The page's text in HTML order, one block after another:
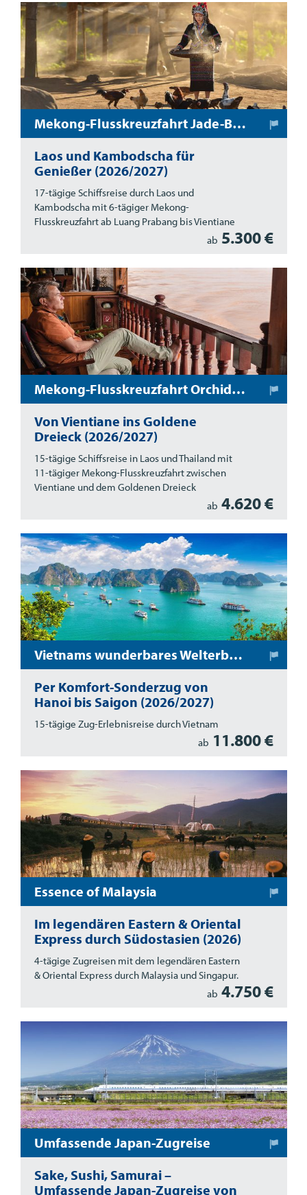
Mekong-Flusskreuzfahrt Jade-Buddha
Laos und Kambodscha für
Genießer (2026/2027)
17-tägige Schiffsreise durch Laos und
Kambodscha mit 6-tägiger Mekong-
Flusskreuzfahrt ab Luang Prabang bis Vientiane
ab 5.300 €
Mekong-Flusskreuzfahrt Orchidee
Von Vientiane ins Goldene
Dreieck (2026/2027)
15-tägige Schiffsreise in Laos und Thailand mit
11-tägiger Mekong-Flusskreuzfahrt zwischen
Vientiane und dem Goldenen Dreieck
ab 4.620 €
Vietnams wunderbares Welterbe: Bahnreise mit dem SJourney-Sonderzug
Per Komfort-Sonderzug von
Hanoi bis Saigon (2026/2027)
15-tägige Zug-Erlebnisreise durch Vietnam
ab 11.800 €
Essence of Malaysia
Im legendären Eastern & Oriental
Express durch Südostasien (2026)
4-tägige Zugreisen mit dem legendären Eastern
& Oriental Express durch Malaysia und Singapur.
ab 4.750 €
Umfassende Japan-Zugreise
Sake, Sushi, Samurai –
Umfassende Japan-Zugreise von